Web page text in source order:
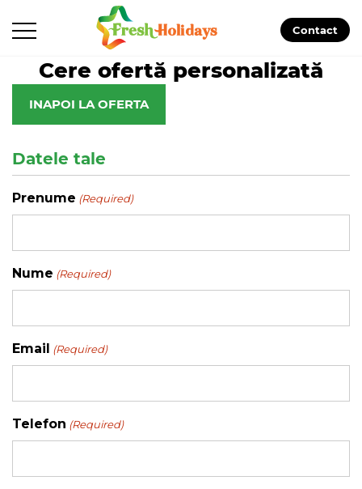
Contact
Cere ofertă personalizată
INAPOI LA OFERTA
Datele tale
Prenume (Required)
Nume (Required)
Email (Required)
Telefon (Required)